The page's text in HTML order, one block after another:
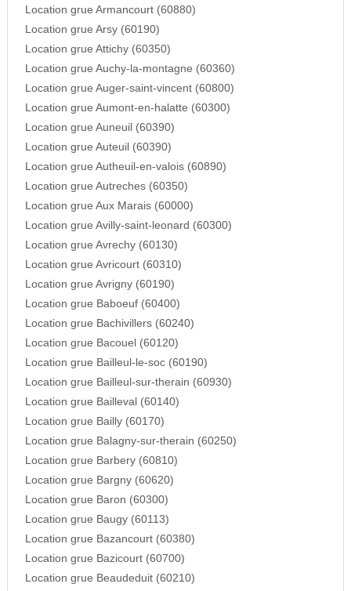
Location grue Armancourt (60880)
Location grue Arsy (60190)
Location grue Attichy (60350)
Location grue Auchy-la-montagne (60360)
Location grue Auger-saint-vincent (60800)
Location grue Aumont-en-halatte (60300)
Location grue Auneuil (60390)
Location grue Auteuil (60390)
Location grue Autheuil-en-valois (60890)
Location grue Autreches (60350)
Location grue Aux Marais (60000)
Location grue Avilly-saint-leonard (60300)
Location grue Avrechy (60130)
Location grue Avricourt (60310)
Location grue Avrigny (60190)
Location grue Baboeuf (60400)
Location grue Bachivillers (60240)
Location grue Bacouel (60120)
Location grue Bailleul-le-soc (60190)
Location grue Bailleul-sur-therain (60930)
Location grue Bailleval (60140)
Location grue Bailly (60170)
Location grue Balagny-sur-therain (60250)
Location grue Barbery (60810)
Location grue Bargny (60620)
Location grue Baron (60300)
Location grue Baugy (60113)
Location grue Bazancourt (60380)
Location grue Bazicourt (60700)
Location grue Beaudeduit (60210)